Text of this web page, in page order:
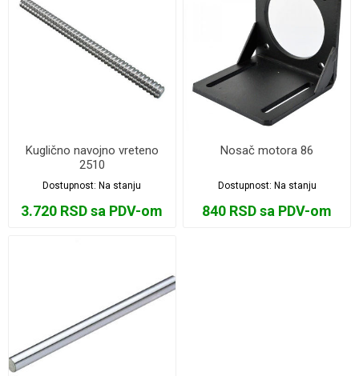
Kuglično navojno vreteno
2510
Dostupnost: Na stanju
3.720 RSD sa PDV-om
Nosač motora 86
Dostupnost: Na stanju
840 RSD sa PDV-om